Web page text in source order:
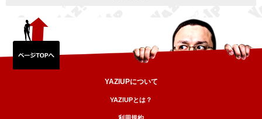
YAZIUPについて
YAZIUPとは？